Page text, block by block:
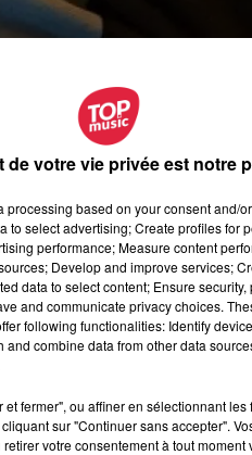
/ @Gendarmerie
la disparition inquiétante
personne a été retrouvée
habitante de
la personne a été
lance un avis de recherche à la
de votre vie privée est notre
processing based on your consent and/
to select advertising; Create profiles for
performance; Measure content
Develop and improve services;
data to select content; Ensure
and communicate privacy choices.
following functionalities: Identify
combine data from other data
fermer", ou affiner en sélectionnant
sur "Continuer sans accepter".
votre consentement à tout